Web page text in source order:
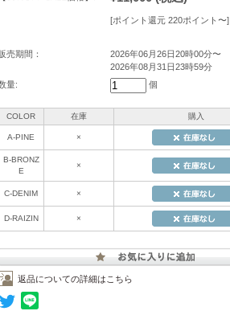
[ポイント還元 220ポイント〜]
売期間：
2026年06月26日20時00分〜
2026年08月31日23時59分
量:
個
COLOR 在庫 購入
A-PINE ×
B-BRONZ
E
×
C-DENIM ×
D-RAIZIN ×
返品についての詳細はこちら